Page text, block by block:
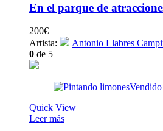
En el parque de
200€
Artista:
Antonio Llabres
0 de 5
Vendido
Quick View
Leer más